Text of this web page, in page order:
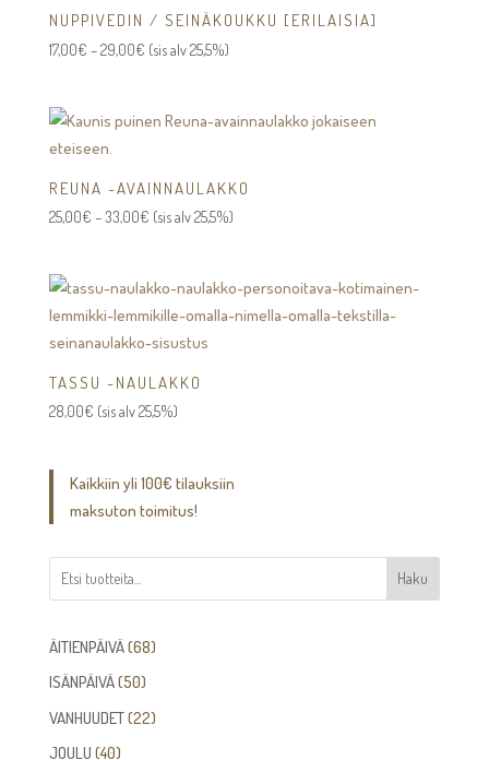
NUPPIVEDIN / SEINÄKOUKKU [ERILAISIA]
17,00€ –29,00€Hintaluokka:
29,00€
(sis alv 25,5%)
REUNA -AVAINNAULAKKO
25,00€ –33,00€Hintaluokka:
33,00€
(sis alv 25,5%)
TASSU -NAULAKKO
28,00€ (sis alv 25,5%)
Kaikkiin yli 100€ tilauksiin
maksuton toimitus!
Haku
ÄITIENPÄIVÄ 6868
ISÄNPÄIVÄ 5050
tuotetta
VANHUUDET 2222
JOULU 4040